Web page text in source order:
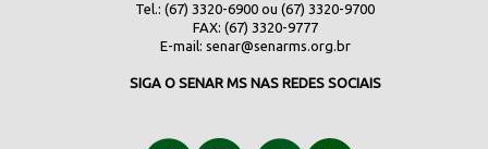
Tel.: (67) 3320-6900 ou (67) 3320-9700
FAX: (67) 3320-9777
E-mail: senar@senarms.org.br
SIGA O SENAR MS NAS REDES SOCIAIS